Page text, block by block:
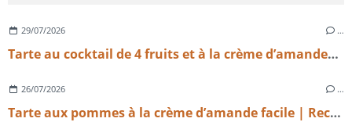
29/07/2026 …
Tarte au cocktail de 4 fruits et à la crème d’amandes légère
26/07/2026 …
Tarte aux pommes à la crème d’amande facile | Recette maison gourmande